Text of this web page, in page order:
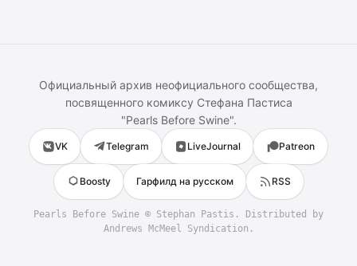
Официальный архив неофициального сообщества,
посвященного комиксу Стефана Пастиса
"Pearls Before Swine".
VK Telegram LiveJournal Patreon
Boosty Гарфилд на русском RSS
Pearls Before Swine © Stephan Pastis . Distributed by
Andrews McMeel Syndication.